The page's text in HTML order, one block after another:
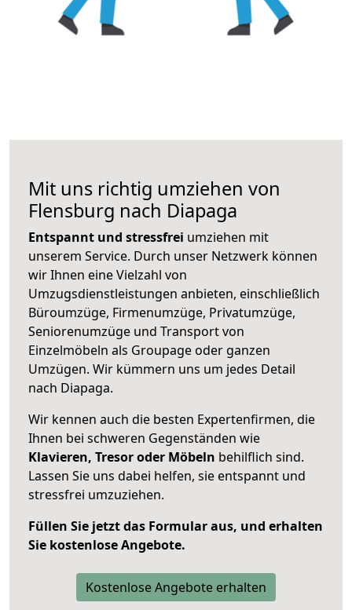
Mit uns richtig umziehen von
Flensburg nach Diapaga
Entspannt und stressfrei umziehen mit
unserem Service. Durch unser Netzwerk können
wir Ihnen eine Vielzahl von
Umzugsdienstleistungen anbieten, einschließlich
Büroumzüge, Firmenumzüge, Privatumzüge,
Seniorenumzüge und Transport von
Einzelmöbeln als Groupage oder ganzen
Umzügen. Wir kümmern uns um jedes Detail
nach Diapaga.
Wir kennen auch die besten Expertenfirmen, die
Ihnen bei schweren Gegenständen wie
Klavieren, Tresor oder Möbeln behilflich sind.
Lassen Sie uns dabei helfen, sie entspannt und
stressfrei umzuziehen.
Füllen Sie jetzt das Formular aus, und erhalten
Sie kostenlose Angebote.
Kostenlose Angebote erhalten